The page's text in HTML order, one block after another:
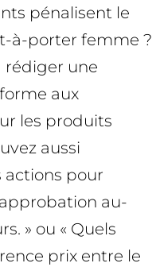
pénalisent le
à-porter femme ?
rédiger une
aux
les produits
aussi
actions pour
au-
» ou « Quels
prix entre le